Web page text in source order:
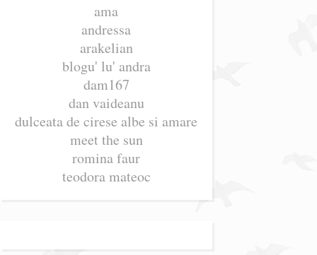
ama
andressa
arakelian
blogu' lu' andra
dam167
dan vaideanu
dulceata de cirese albe si amare
meet the sun
romina faur
teodora mateoc